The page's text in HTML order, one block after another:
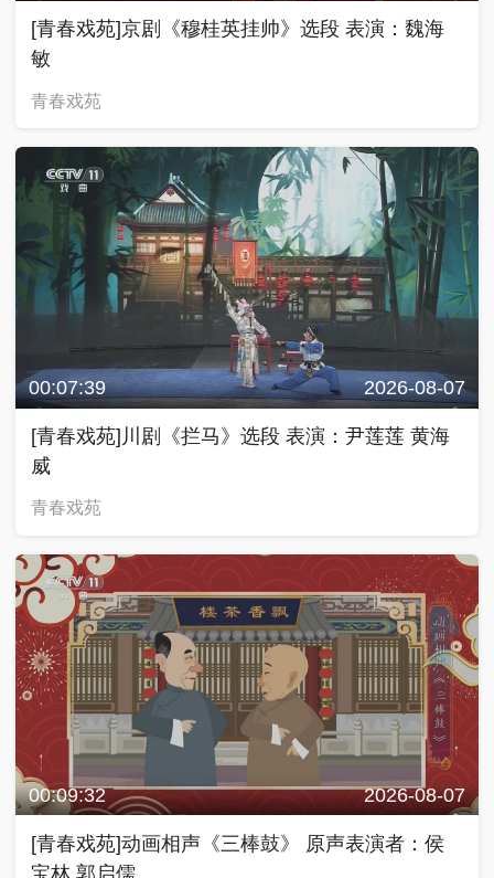
[青春戏苑]京剧《穆桂英挂帅》选段 表演：魏海
敏
青春戏苑
00:07:39 2026-08-07
[青春戏苑]川剧《拦马》选段 表演：尹莲莲 黄海
威
青春戏苑
00:09:32 2026-08-07
[青春戏苑]动画相声《三棒鼓》 原声表演者：侯
宝林 郭启儒